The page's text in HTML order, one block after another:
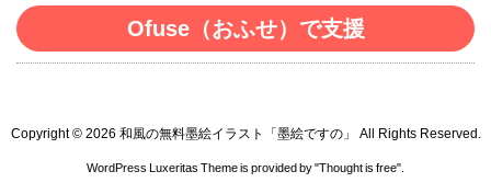
Ofuse（おふせ）で支援
Copyright © 2026 和風の無料墨絵イラスト「墨絵ですの」 All Rights Reserved.
WordPress Luxeritas Theme is provided by "Thought is free".